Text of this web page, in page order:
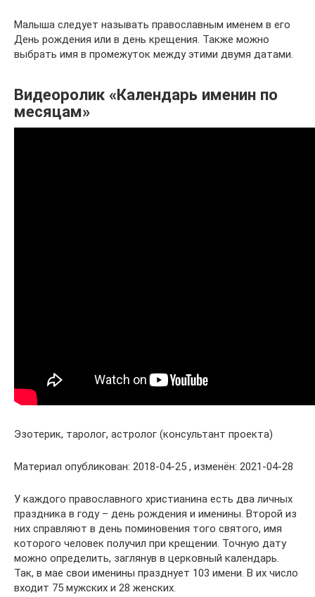
Малыша следует называть православным именем в его
День рождения или в день крещения. Также можно
выбрать имя в промежуток между этими двумя датами.
Видеоролик «Календарь именин по
месяцам»
Эзотерик, таролог, астролог (консультант проекта)
Материал опубликован: 2018-04-25 , изменён: 2021-04-28
У каждого православного христианина есть два личных
праздника в году – день рождения и именины. Второй из
них справляют в день поминовения того святого, имя
которого человек получил при крещении. Точную дату
можно определить, заглянув в церковный календарь.
Так, в мае свои именины празднует 103 имени. В их число
входит 75 мужских и 28 женских.